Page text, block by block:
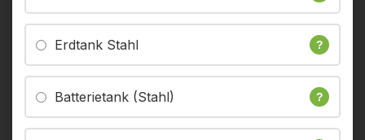
Erdtank Stahl ?
Batterietank (Stahl) ?